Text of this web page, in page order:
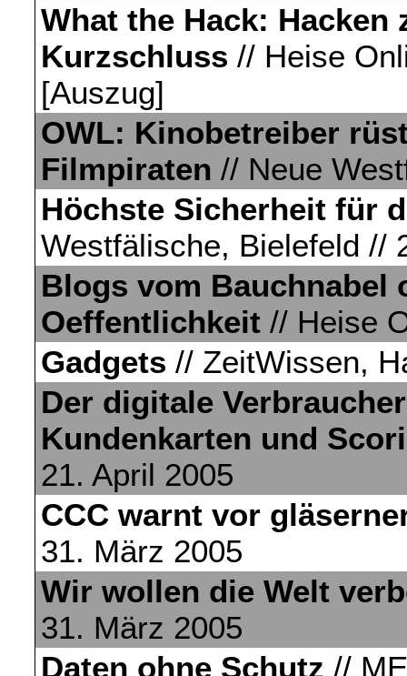
What the Hack:
Kurzschluss // Heise
[Auszug]
OWL: Kinobetreiber
Filmpiraten // Neue
Höchste Sicherheit für
Westfälische, Bielefeld //
Blogs vom Bauchnabel
Oeffentlichkeit // Heise
Gadgets // ZeitWissen,
Der digitale
Kundenkarten und
21. April 2005
CCC warnt vor
31. März 2005
Wir wollen die Welt
31. März 2005
Daten ohne Schutz //